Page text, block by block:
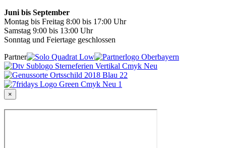
Juni bis September
Montag bis Freitag 8:00 bis 17:00 Uhr
Samstag 9:00 bis 13:00 Uhr
Sonntag und Feiertage geschlossen
Partner
×